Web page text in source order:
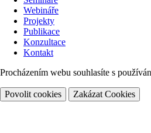
Webináře
Projekty
Publikace
Konzultace
Kontakt
Procházením webu souhlasíte s
Povolit cookies Zakázat Cookies